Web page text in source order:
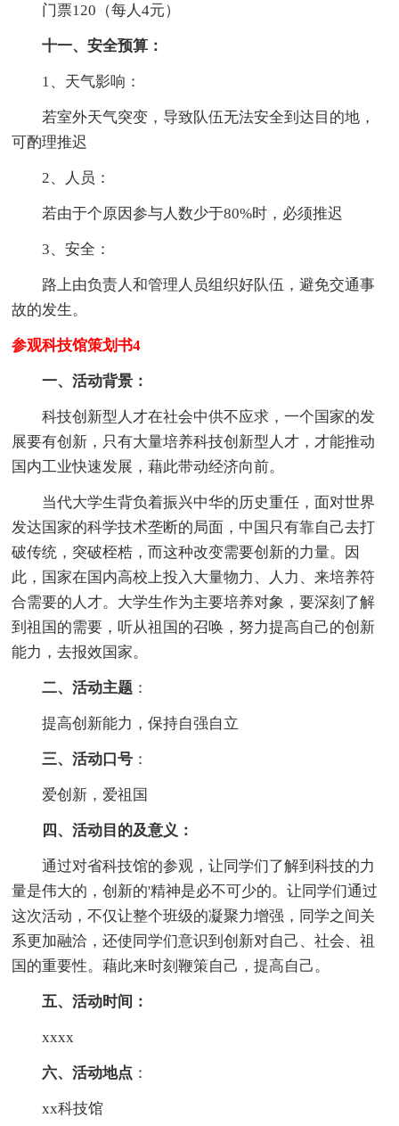
门票120（每人4元）
十一、安全预算：
1、天气影响：
若室外天气突变，导致队伍无法安全到达目的地，
可酌理推迟
2、人员：
若由于个原因参与人数少于80%时，必须推迟
3、安全：
路上由负责人和管理人员组织好队伍，避免交通事
故的发生。
参观科技馆策划书4
一、活动背景：
科技创新型人才在社会中供不应求，一个国家的发
展要有创新，只有大量培养科技创新型人才，才能推动
国内工业快速发展，藉此带动经济向前。
当代大学生背负着振兴中华的历史重任，面对世界
发达国家的科学技术垄断的局面，中国只有靠自己去打
破传统，突破桎梏，而这种改变需要创新的力量。因
此，国家在国内高校上投入大量物力、人力、来培养符
合需要的人才。大学生作为主要培养对象，要深刻了解
到祖国的需要，听从祖国的召唤，努力提高自己的创新
能力，去报效国家。
二、活动主题 ：
提高创新能力，保持自强自立
三、活动口号 ：
爱创新，爱祖国
四、活动目的及意义：
通过对省科技馆的参观，让同学们了解到科技的力
量是伟大的，创新的'精神是必不可少的。让同学们通过
这次活动，不仅让整个班级的凝聚力增强，同学之间关
系更加融洽，还使同学们意识到创新对自己、社会、祖
国的重要性。藉此来时刻鞭策自己，提高自己。
五、活动时间：
xxxx
六、活动地点 ：
xx科技馆